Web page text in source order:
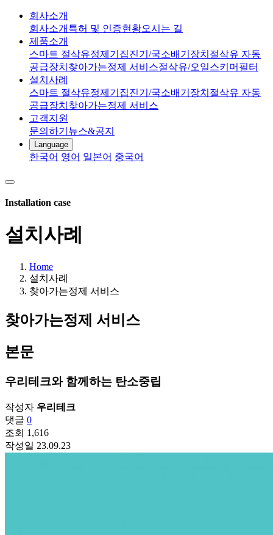
회사소개
회사소개 특허 및 인증현황오시는 길
제품소개
스마트 절삭유정제기 집진기/국소배기장치 절삭유 자동
공급장치 찾아가는정제 서비스절삭유/오일스키머 필터
설치사례
스마트 절삭유정제기 집진기/국소배기장치 절삭유 자동
공급장치 찾아가는정제 서비스
고객지원
문의하기 뉴스&공지
Language
한국어 영어 일본어 중국어
Installation case
설치사례
Home
설치사례
찾아가는정제 서비스
찾아가는정제 서비스
본문
우리테크와 함께하는 탄소중립
작성자 우리테크
댓글 0
조회 1,616
작성일 23.09.23